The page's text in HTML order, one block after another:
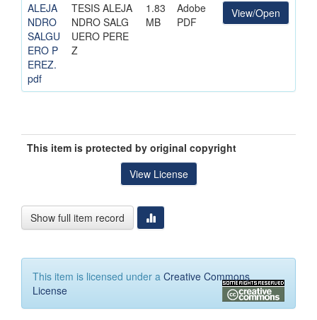
ALEJA
NDRO
SALGU
ERO P
EREZ.
pdf
TESIS ALEJA
NDRO SALG
UERO PERE
Z
1.83
MB
Adobe
PDF
View/Open
This item is protected by original copyright
View License
Show full item record
This item is licensed under a Creative Commons
License